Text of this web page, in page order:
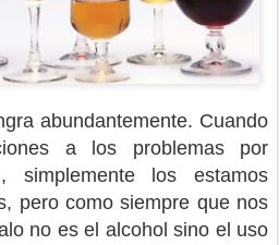
abundantemente. Cuando
a los problemas por
simplemente los estamos
pero como siempre que nos
no es el alcohol sino el uso